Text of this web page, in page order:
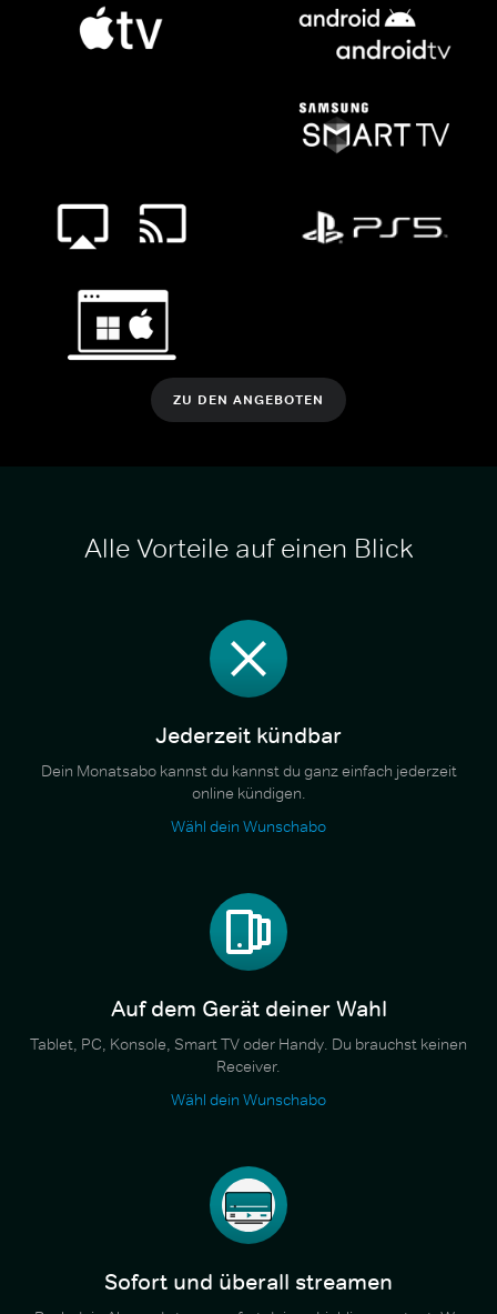
ZU DEN ANGEBOTEN
Alle Vorteile auf einen Blick
Jederzeit kündbar
Dein Monatsabo kannst du kannst du ganz einfach jederzeit
online kündigen.
Wähl dein Wunschabo
Auf dem Gerät deiner Wahl
Tablet, PC, Konsole, Smart TV oder Handy. Du brauchst keinen
Receiver.
Wähl dein Wunschabo
Sofort und überall streamen